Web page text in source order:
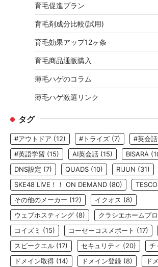
育毛促進プラン
育毛剤成分比較(試用)
育毛効果アップ12ヶ条
育毛商品通販購入
薄毛ハゲのコラム
薄毛ハゲ激選リンク
タグ
#アウトドア (12) #トライズ (7) #英会話
#英語学習 (15) AI英会話 (15) BISARA
DNS設定 (7) QUADS (10) RiJUN (31)
SKE48 LIVE！！ ON DEMAND (80)
その他のメーカー (12) イクオス (8)
ウェブホスティング (8) クラシエホームプ
コイズミ (15) コーセーコスメポート (17)
スピークエル (17) セキュリティ (20) チ
ドメイン取得 (14) ドメイン登録 (8) ド